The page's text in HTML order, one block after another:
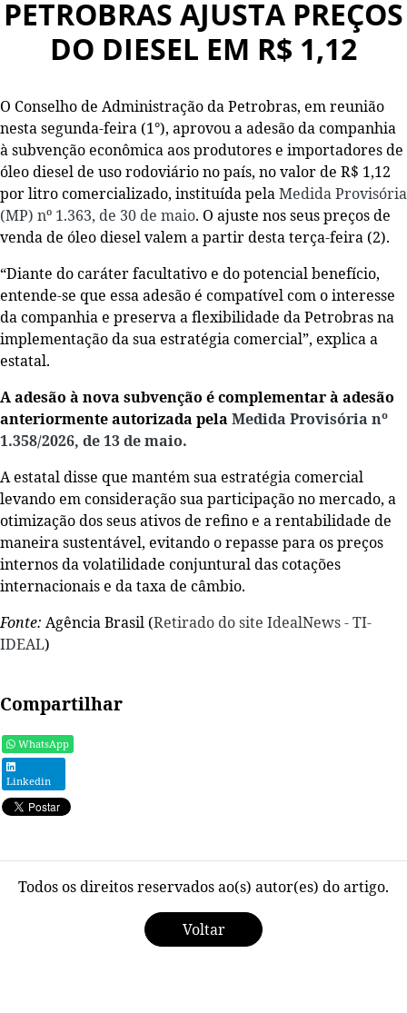
PETROBRAS AJUSTA PREÇOS
DO DIESEL EM R$ 1,12
O Conselho de Administração da Petrobras, em reunião
nesta segunda-feira (1°), aprovou a adesão da companhia
à subvenção econômica aos produtores e importadores de
óleo diesel de uso rodoviário no país, no valor de R$ 1,12
por litro comercializado, instituída pelaMedida Provisória
(MP) nº 1.363, de 30 de maio. O ajuste nos seus preços de
venda de óleo diesel valem a partir desta terça-feira (2).
“Diante do caráter facultativo e do potencial benefício,
entende-se que essa adesão é compatível com o interesse
da companhia e preserva a flexibilidade da Petrobras na
implementação da sua estratégia comercial”, explica a
estatal.
A adesão à nova subvenção é complementar à adesão
anteriormente autorizada pela Medida Provisória nº
1.358/2026, de 13 de maio.
A estatal disse que mantém sua estratégia comercial
levando em consideração sua participação no mercado, a
otimização dos seus ativos de refino e a rentabilidade de
maneira sustentável, evitando o repasse para os preços
internos da volatilidade conjuntural das cotações
internacionais e da taxa de câmbio.
Fonte: Agência Brasil (Retirado do site IdealNews - TI-
IDEAL)
Compartilhar
WhatsApp
Linkedin
Todos os direitos reservados ao(s) autor(es) do artigo.
Voltar